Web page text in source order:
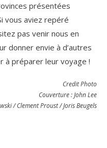
présentées
vous aviez repéré
pas venir nous en
donner envie à d’autres
à préparer leur voyage !
Credit Photo
Couverture : John Lee
/ Clement Proust / Joris Beugels